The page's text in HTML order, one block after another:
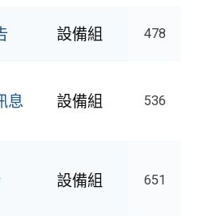
設備組 478
息 設備組 536
設備組 651